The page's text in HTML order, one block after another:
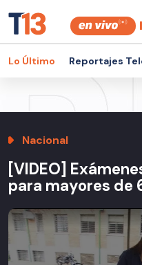
Lo Último Reportajes
Nacional
[VIDEO]
para mayores de